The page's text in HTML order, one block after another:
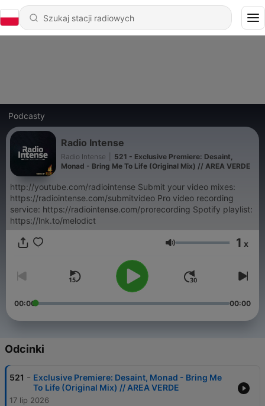
Podcasty
Radio Intense
Radio Intense
521 - Exclusive Premiere: Desaint,
Monad - Bring Me To Life (Original Mix) // AREA VERDE
http://youtube.com/radiointense Submit your video mixes:
https://radiointense.com/submitvideo Pro video recording
service: https://radiointense.com/prorecording Spotify playlist:
https://lnk.to/melodict
Głośność 1 x
00:00 00:00
Odcinki
521 - Exclusive Premiere: Desaint, Monad - Bring Me
To Life (Original Mix) // AREA VERDE
17 lip 2026